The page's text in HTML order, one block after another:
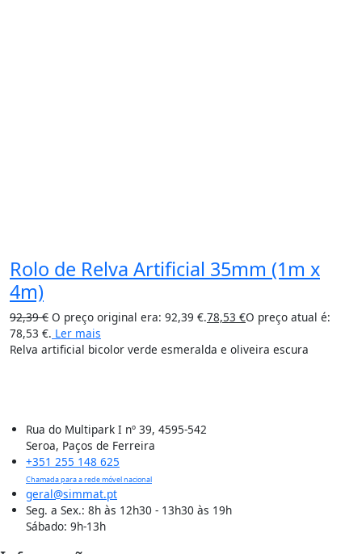
Rolo de Relva Artificial 35mm (1m x
4m)
92,39€ O preço original era: 92,39 €.78,53 €O preço atual é:
78,53 €. Ler mais
Relva artificial bicolor verde esmeralda e oliveira escura
Rua do Multipark I nº 39, 4595-542
Seroa, Paços de Ferreira
+351 255 148 625
Chamada para a rede móvel nacional
geral@simmat.pt
Seg. a Sex.: 8h às 12h30 - 13h30 às 19h
Sábado: 9h-13h